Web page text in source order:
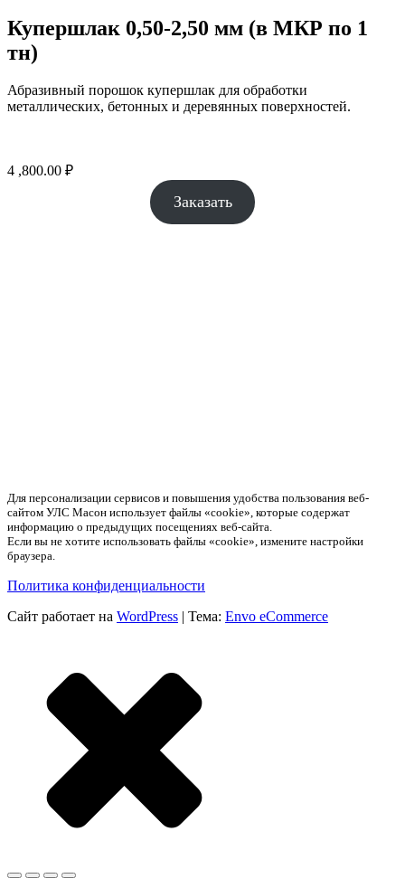
Купершлак 0,50-2,50 мм (в МКР по 1
тн)
Абразивный порошок купершлак для обработки
металлических, бетонных и деревянных поверхностей.
4 ,800.00 ₽
Заказать
Для персонализации сервисов и повышения удобства пользования веб-
сайтом УЛС Масон использует файлы «cookie», которые содержат
информацию о предыдущих посещениях веб-сайта.
Если вы не хотите использовать файлы «cookie», измените настройки
браузера.
Политика конфиденциальности
Сайт работает на WordPress | Тема: Envo eCommerce